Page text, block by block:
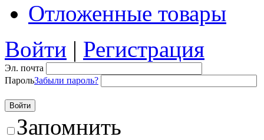
Отложенные товары
Войти | Регистрация
Эл. почта
ПарольЗабыли пароль?
Запомнить